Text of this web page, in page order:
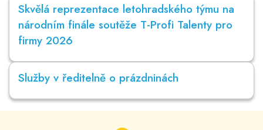
Skvělá reprezentace letohradského týmu na
národním finále soutěže T-Profi Talenty pro
firmy 2026
Služby v ředitelně o prázdninách